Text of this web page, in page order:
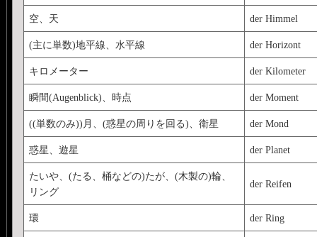
空、天 der Himmel
(主に単数)地平線、水平線 der Horizont
キロメーター der Kilometer
瞬間(Augenblick)、時点 der Moment
((単数のみ))月、(惑星の周りを回る)、衛星 der Mond
惑星、遊星 der Planet
たいや、(たる、桶などの)たが、(木製の)輪、
リング
der Reifen
環 der Ring